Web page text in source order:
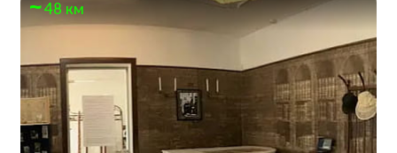
48 км